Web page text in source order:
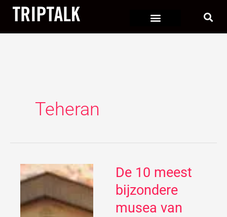
naar
de
Teheran
De 10 meest
bijzondere
musea van
De
10
meest
bijzondere